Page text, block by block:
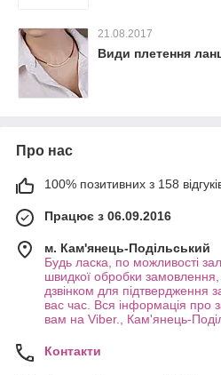
21.08.2017
Види плетення
Про нас
100% позитивних з 158
Працює з 06.09.2016
м. Кам'янець-Подільський
Будь ласка, по можливості
швидкої обробки замовлення,
дзвінком для підтвердження
вас час. Вся інформація про
вам на Viber., Кам'янець-
Контакти